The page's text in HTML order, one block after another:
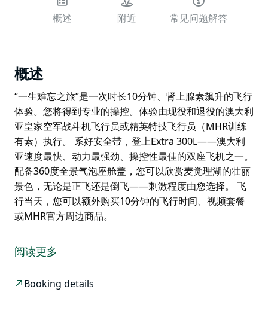
概述 附近 常见问题解答
概述
“一生难忘之旅”是一次时长10分钟、肾上腺素飙升的飞行
体验。您将得到专业的操控。体验由现役和退役的澳大利
亚皇家空军战斗机飞行员或精英特技飞行员（MHR训练
有素）执行。 系好安全带，登上Extra 300L——澳大利
亚速度最快、动力最强劲、操控性最佳的双座飞机之一。
配备360度全景气泡座舱盖，您可以欣赏麦觉理湖的壮丽
景色，无论是正飞还是倒飞——刺激程度由您选择。 飞
行当天，您可以额外购买10分钟的飞行时间、视频套餐
或MHR官方周边商品。
体验。您将得到专业的操控。体验由现役和退役的澳大利
亚皇家空军战斗机飞行员或精英特技飞行员（MHR训练
阅读更多
Booking details